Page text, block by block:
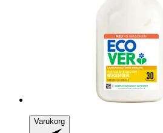
Varukorg